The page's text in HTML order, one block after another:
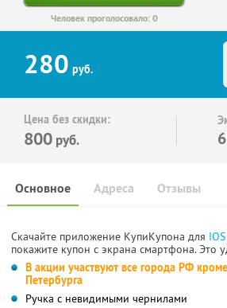
Человек проголосовало: 0
280 руб.
Цена без скидки:
800 руб.
Основное Отзывы
Адреса
Скачайте приложение КупиКупона для IOS
покажите купон с экрана смартфона. Это
В акции участвуют все города РФ
Петербурга
Ручка с невидимыми чернилами